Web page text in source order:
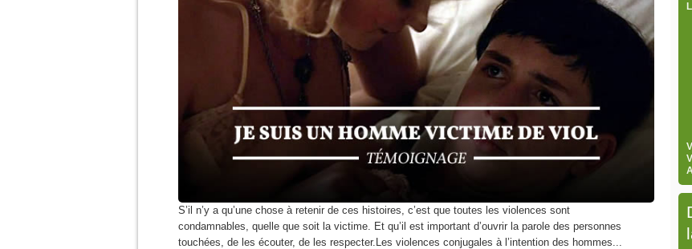
S’il n’y a qu’une chose à retenir de ces histoires, c’est que toutes les violences sont
condamnables, quelle que soit la victime. Et qu’il est important d’ouvrir la parole des personnes
touchées, de les écouter, de les respecter.Les violences conjugales à l’intention des hommes...